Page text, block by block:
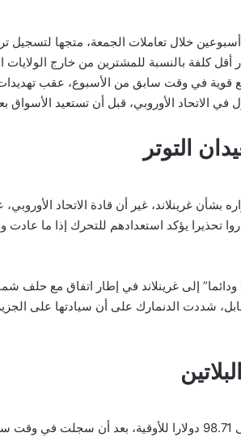
خلال تعاملات الجمعة، متجها لتسجيل
أقل كلفة بالنسبة للمشترين من خارج
في وقت سابق من الأسبوع، عقب
الاتحاد الأوروبي، قبل أن تستعيد الأسواق
التوتر
بشأن غرينلاند، غير أن قادة الاتحاد
يؤكد استعدادهم للتحرك إذا ما عادت
ودائما” إلى غرينلاند في إطار اتفاق مع حلف
شددت الدنمارك على أن سيادتها على
ارتفعت الفضة في المعاملات الفورية بنسبة 2.6% إلى 98.71 دولارا للأوقية،